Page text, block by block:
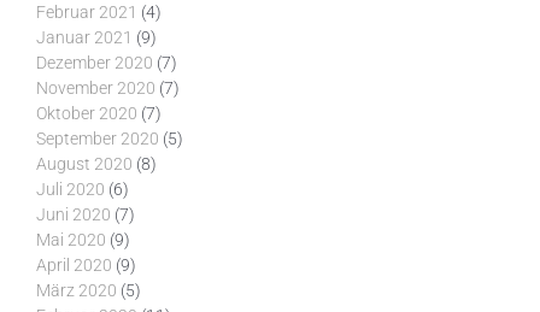
Februar 2021 (4)
Januar 2021 (9)
Dezember 2020 (7)
November 2020 (7)
Oktober 2020 (7)
September 2020 (5)
August 2020 (8)
Juli 2020 (6)
Juni 2020 (7)
Mai 2020 (9)
April 2020 (9)
März 2020 (5)